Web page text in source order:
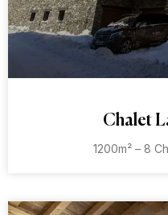
Chalet
1200m² – 8